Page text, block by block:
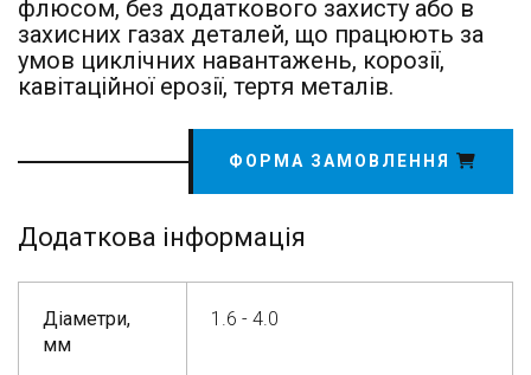
флюсом, без додаткового захисту або в
захисних газах деталей, що працюють за
умов циклічних навантажень, корозії,
кавітаційної ерозії, тертя металів.
ФОРМА ЗАМОВЛЕННЯ
Додаткова інформація
Діаметри,
мм
1.6 - 4.0